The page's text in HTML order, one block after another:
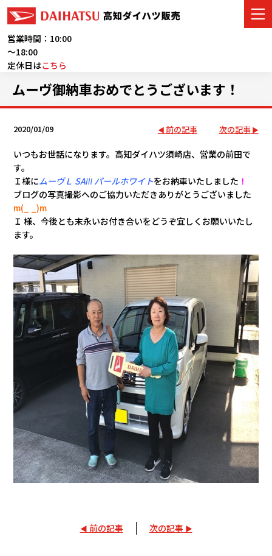
営業時間：10:00
～18:00
定休日はこちら
車をさがす
展示車・試乗車
アフターサービス
会社情報
採用情報
カタ
リコ
お問
ムーヴ御納車おめでとうございます！
2020/01/09 前の記事 次の記事
いつもお世話になります。高知ダイハツ須崎店、営業の前田で
す。
Ｉ様にムーヴＬ SAⅢ パールホワイトをお納車いたしました ！
ブログの写真撮影へのご協力いただきありがとうございました
m(_ _)m
Ｉ 様、今後とも末永いお付き合いをどうぞ宜しくお願いいたし
ます。
前の記事 次の記事